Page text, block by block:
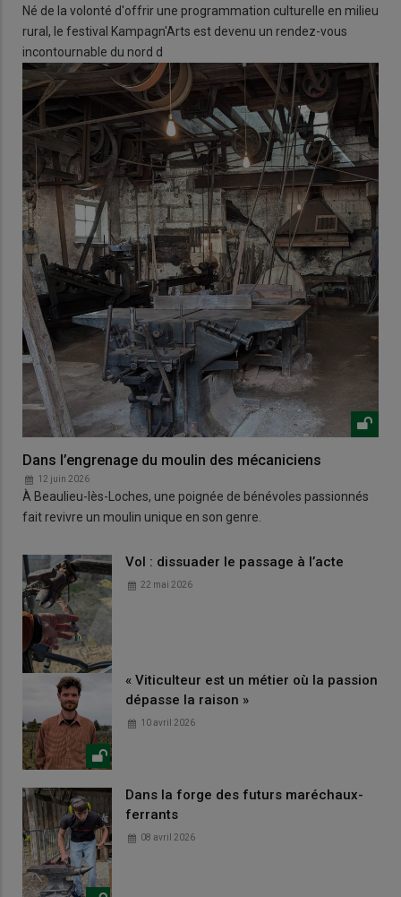
Né de la volonté d'offrir une programmation culturelle en milieu
rural, le festival Kampagn'Arts est devenu un rendez-vous
incontournable du nord d
Dans l’engrenage du moulin des mécaniciens
12 juin 2026
À Beaulieu-lès-Loches, une poignée de bénévoles passionnés
fait revivre un moulin unique en son genre.
Vol : dissuader le passage à l’acte
22 mai 2026
« Viticulteur est un métier où la passion
dépasse la raison »
10 avril 2026
Dans la forge des futurs maréchaux-
ferrants
08 avril 2026